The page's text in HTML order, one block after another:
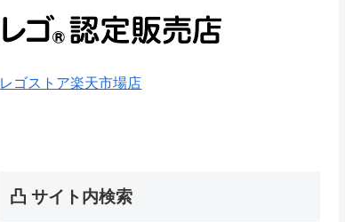
レゴストア楽天市場店
凸 サイト内検索